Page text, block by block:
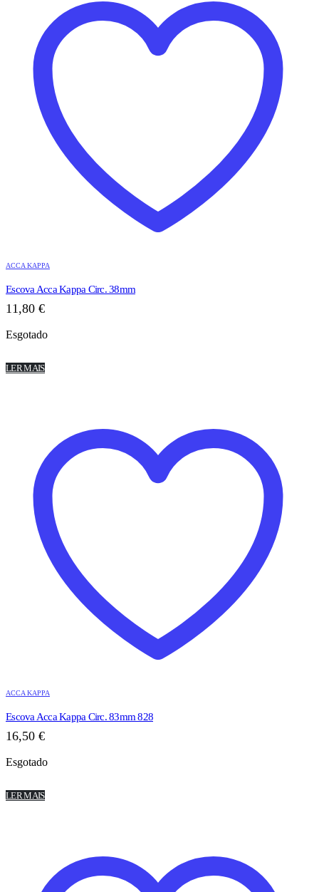
ACCA KAPPA
Escova Acca Kappa Circ. 38mm
11,80 €
Esgotado
LER MAIS
ACCA KAPPA
Escova Acca Kappa Circ. 83mm 828
16,50 €
Esgotado
LER MAIS